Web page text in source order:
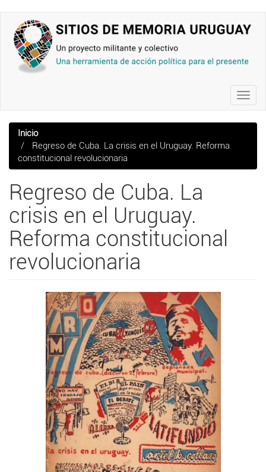
contenido
principal
Inicio
Regreso de Cuba. La crisis en el Uruguay. Reforma
constitucional revolucionaria
Regreso de Cuba. La
crisis en el Uruguay.
Reforma constitucional
revolucionaria